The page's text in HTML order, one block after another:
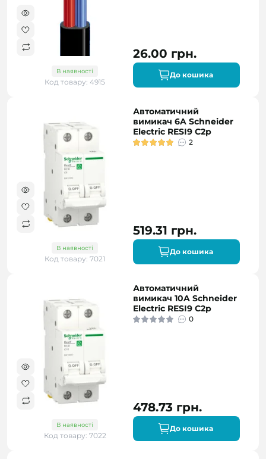
В наявності
Код товару: 4915
26.00 грн.
До кошика
В наявності
Код товару: 7021
Автоматичний
вимикач 6A Schneider
Electric RESI9 C2р
2
519.31 грн.
До кошика
В наявності
Код товару: 7022
Автоматичний
вимикач 10A Schneider
Electric RESI9 C2р
0
478.73 грн.
До кошика